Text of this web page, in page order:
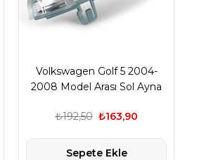
Volkswagen Golf 5 2004-
2008 Model Arası Sol Ayna
1K0949102
₺163,90
₺192,50
Sepete Ekle